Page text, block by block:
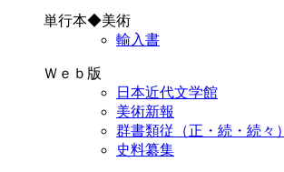
単行本◆美術
輸入書
Ｗｅｂ版
日本近代文学館
美術新報
群書類従（正・続・続々）
史料纂集